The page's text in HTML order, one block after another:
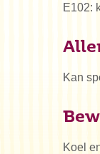
E102:
Kan
Koel